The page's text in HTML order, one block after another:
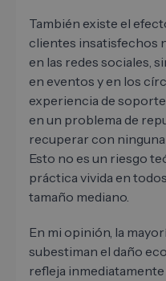
También existe el
clientes insatisfechos
en las redes sociales,
en eventos y en los
experiencia de
en un problema de
recuperar con
Esto no es un riesgo
práctica vivida en
tamaño mediano.
En mi opinión, la
subestiman el daño
refleja